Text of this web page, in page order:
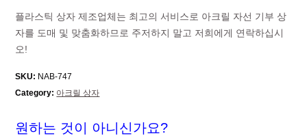
플라스틱 상자 제조업체는 최고의 서비스로 아크릴 자선 기부 상
자를 도매 및 맞춤화하므로 주저하지 말고 저희에게 연락하십시
오!
SKU: NAB-747
Category: 아크릴 상자
원하는 것이 아니신가요?